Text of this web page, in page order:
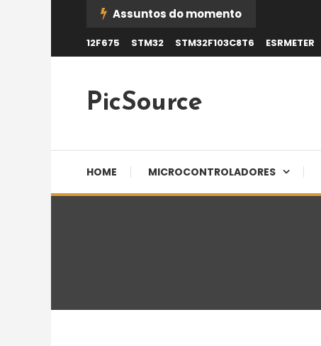
Content
Assuntos do momento
12F675 STM32 STM32F103C8T6 ESRMETER
PicSource
HOME MICROCONTROLADORES